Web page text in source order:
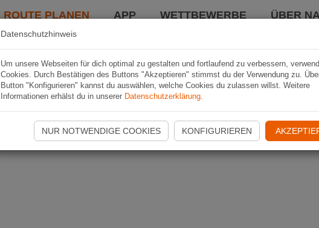
ROUTE PLANEN APP WETTBEWERBE ÜBER
Datenschutzhinweis
Um unsere Webseiten für dich optimal zu gestalten und fortlaufend zu verbessern,
Cookies. Durch Bestätigen des Buttons "Akzeptieren" stimmst du der Verwendung zu.
Button "Konfigurieren" kannst du auswählen, welche Cookies du zulassen willst. Weitere
Informationen erhälst du in unserer Datenschutzerklärung.
NUR NOTWENDIGE COOKIES KONFIGURIEREN